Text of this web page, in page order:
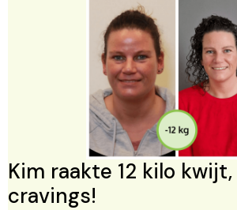
Kim raakte 12 kilo
cravings!